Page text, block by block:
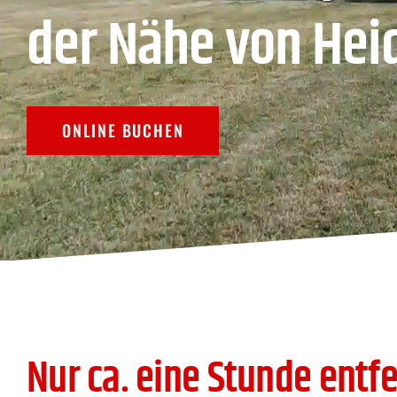
derNähe von
ONLINE BUCHEN
Nur ca. eine Stunde